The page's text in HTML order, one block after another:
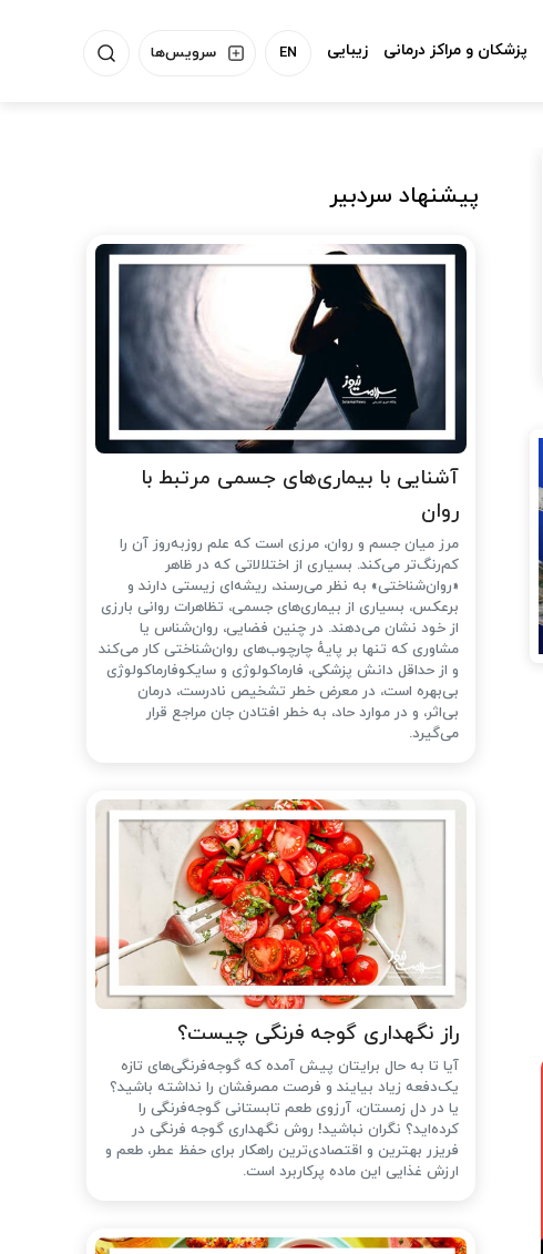
سرویس‌ها EN پزشکان و مراکز درمانی زیبایی
پیشنهاد سردبیر
آشنایی با بیماری‌های جسمی مرتبط با
روان
مرز میان جسم و روان، مرزی است که علم روزبه‌روز آن را
کم‌رنگ‌تر می‌کند. بسیاری از اختلالاتی که در ظاهر
«روان‌شناختی» به نظر می‌رسند، ریشه‌ای زیستی دارند و
برعکس، بسیاری از بیماری‌های جسمی، تظاهرات روانی بارزی
از خود نشان می‌دهند. در چنین فضایی، روان‌شناس یا
مشاوری که تنها بر پایهٔ چارچوب‌های روان‌شناختی کار می‌کند
و از حداقل دانش پزشکی، فارماکولوژی و سایکوفارماکولوژی
بی‌بهره است، در معرض خطر تشخیص نادرست، درمان
بی‌اثر، و در موارد حاد، به خطر افتادن جان مراجع قرار
می‌گیرد.
راز نگهداری گوجه فرنگی چیست؟
آیا تا به حال برایتان پیش آمده که گوجه‌فرنگی‌های تازه
یک‌دفعه زیاد بیایند و فرصت مصرفشان را نداشته باشید؟
یا در دل زمستان، آرزوی طعم تابستانی گوجه‌فرنگی را
کرده‌اید؟ نگران نباشید! روش نگهداری گوجه فرنگی در
فریزر بهترین و اقتصادی‌ترین راهکار برای حفظ عطر، طعم و
ارزش غذایی این ماده پرکاربرد است.